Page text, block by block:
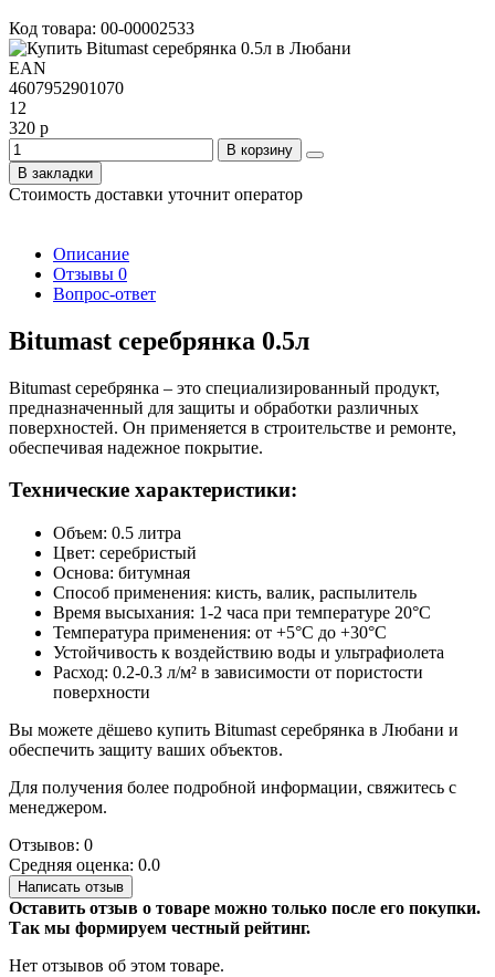
Код товара: 00-00002533
EAN
4607952901070
12
320 р
В корзину
В закладки
Стоимость доставки уточнит оператор
Описание
Отзывы 0
Вопрос-ответ
Bitumast серебрянка 0.5л
Bitumast серебрянка – это специализированный продукт,
предназначенный для защиты и обработки различных
поверхностей. Он применяется в строительстве и ремонте,
обеспечивая надежное покрытие.
Технические характеристики:
Объем: 0.5 литра
Цвет: серебристый
Основа: битумная
Способ применения: кисть, валик, распылитель
Время высыхания: 1-2 часа при температуре 20°C
Температура применения: от +5°C до +30°C
Устойчивость к воздействию воды и ультрафиолета
Расход: 0.2-0.3 л/м² в зависимости от пористости
поверхности
Вы можете дёшево купить Bitumast серебрянка в Любани и
обеспечить защиту ваших объектов.
Для получения более подробной информации, свяжитесь с
менеджером.
Отзывов: 0
Средняя оценка: 0.0
Написать отзыв
Оставить отзыв о товаре можно только после его покупки.
Так мы формируем честный рейтинг.
Нет отзывов об этом товаре.